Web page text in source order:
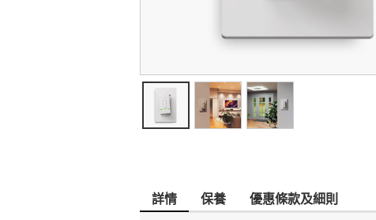
詳情 保養 優惠條款及細則